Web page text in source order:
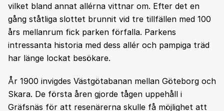
vilket bland annat allérna vittnar om. Efter det en
gång ståtliga slottet brunnit vid tre tillfällen med 100
års mellanrum fick parken förfalla. Parkens
intressanta historia med dess allér och pampiga träd
har länge lockat besökare.
År 1900 invigdes Västgötabanan mellan Göteborg och
Skara. De första åren gjorde tågen uppehåll i
Gräfsnäs för att resenärerna skulle få möjlighet att